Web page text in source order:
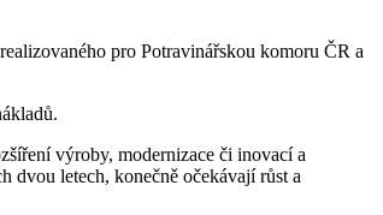
pro Potravinářskou komoru ČR a
výroby, modernizace či inovací a
dvou letech, konečně očekávají růst a